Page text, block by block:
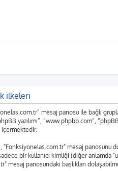
ilkeleri
mesaj panosu ile bağlı
yazılımı”, “www.phpbb.com”,
içermektedir.
mesaj panosunu
bir kullanıcı kimliği (diğer anlamda
mesaj panosundaki başlıkları